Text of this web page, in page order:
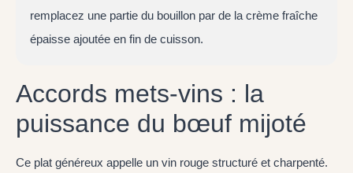
remplacez une partie du bouillon par de la crème fraîche
épaisse ajoutée en fin de cuisson.
Accords mets-vins : la
puissance du bœuf mijoté
Ce plat généreux appelle un vin rouge structuré et charpenté.